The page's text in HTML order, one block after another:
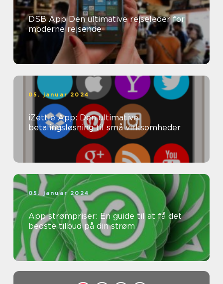
DSB App Den ultimative rejseleder for
moderne rejsende
05. januar 2024
iZettle App: Den ultimative
betalingsløsning til små virksomheder
05. januar 2024
App strømpriser: En guide til at få det
bedste tilbud på din strøm